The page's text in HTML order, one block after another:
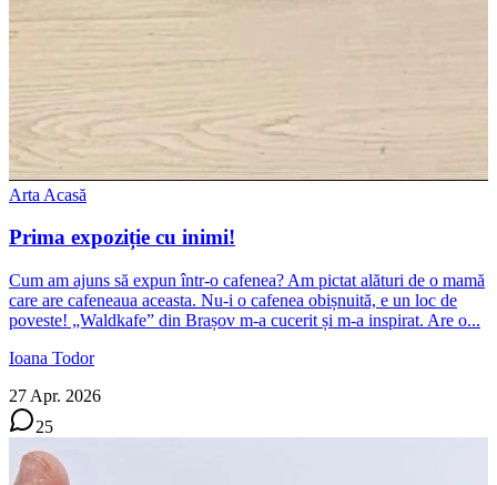
Arta Acasă
Prima expoziție cu inimi!
Cum am ajuns să expun într-o cafenea? Am pictat alături de o mamă
care are cafeneaua aceasta. Nu-i o cafenea obișnuită, e un loc de
poveste! „Waldkafe” din Brașov m-a cucerit și m-a inspirat. Are o...
Ioana Todor
27 Apr. 2026
25